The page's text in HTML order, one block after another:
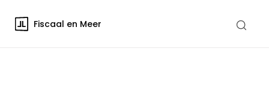
Fiscaal en Meer